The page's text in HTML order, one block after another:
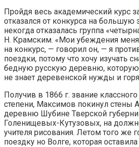
Пройдя весь академический курс
отказался от конкурса на
некогда отказалась группа
Н. Крамским. «Мои убеждения меня
на конкурс, — говорил он, — я
поездки, потому что хочу изучать
бедную русскую деревню, которую
не знает деревенской нужды и
Получив в 1866 г. звание
степени, Максимов покинул стены
деревню Шубине Тверской
Голенищевых-Кутузовых, на
учителя рисования. Летом того же
поездку но Волге, которая